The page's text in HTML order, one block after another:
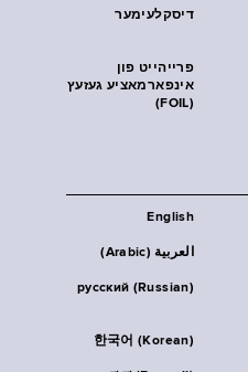
דיסקלעימער
פרייהייט פון
אינפארמאציע געזעץ
(FOIL)
English
العربية (Arabic)
русский (Russian)
한국어 (Korean)